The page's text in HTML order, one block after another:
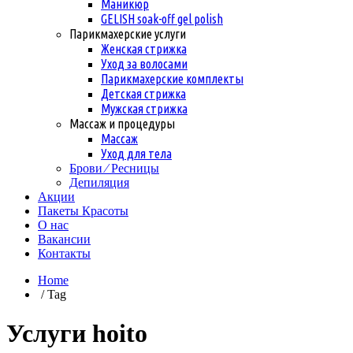
Маникюр
GELISH soak-off gel polish
Парикмахерские услуги
Женская стрижка
Уход за волосами
Парикмахерские комплекты
Детская стрижка
Мужская стрижка
Массаж и процедуры
Массаж
Уход для тела
Брови ⁄ Ресницы
Депиляция
Акции
Пакеты Красоты
О нас
Вакансии
Контакты
Home
/ Tag
Услуги hoito